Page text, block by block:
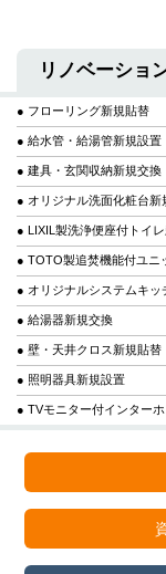
リノベーショ
● フローリング新規貼替
● 給水管・給湯管新規設置
● 建具・玄関収納新規交換
● オリジナル洗面化粧台新
● LIXIL製洗浄便座付トイ
● TOTO製追焚機能付ユニ
● オリジナルシステムキッ
● 給湯器新規交換
● 壁・天井クロス新規貼替
● 照明器具新規設置
● TVモニター付インター